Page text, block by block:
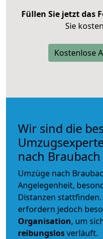
Füllen Sie jetzt das
Sie
Kostenlose
Wir sind die
nach Braubach
Umzüge nach
Angelegenheit,
Distanzen
erfordern jedoch
Organisation, um
reibungslosverläuft.